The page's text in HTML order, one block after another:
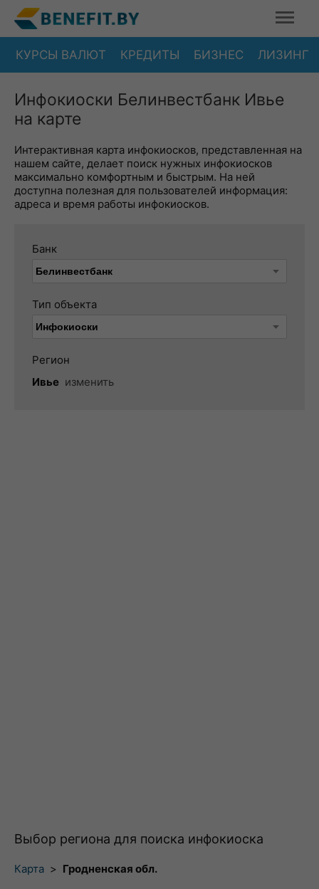
КУРСЫ ВАЛЮТ КРЕДИТЫ БИЗНЕС ЛИЗИНГ
Инфокиоски Белинвестбанк Ивье
на карте
Интерактивная карта инфокиосков, представленная на
нашем сайте, делает поиск нужных инфокиосков
максимально комфортным и быстрым. На ней
доступна полезная для пользователей информация:
адреса и время работы инфокиосков.
Банк
Тип объекта
Регион
Ивье изменить
Выбор региона для поиска инфокиоска
Карта > Гродненская обл.